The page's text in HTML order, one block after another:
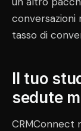
conversazioni
tasso di
Il tuo
sedute
CRMConnect